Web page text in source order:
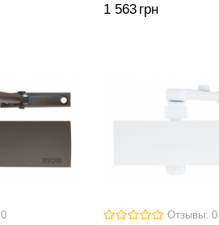
1 563 грн
Отзывы: 0